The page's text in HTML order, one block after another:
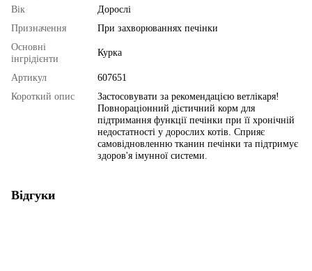
Вік
Дорослі
Призначення
При захворюваннях печінки
Основні
інгрідієнти
Курка
Артикул
607651
Короткий опис
Застосовувати за рекомендацією ветлікаря!
Повнораціонний дієтичний корм для
підтримання функції печінки при її хронічній
недостатності у дорослих котів. Сприяє
самовідновленню тканин печінки та підтримує
здоров'я імунної системи.
Відгуки